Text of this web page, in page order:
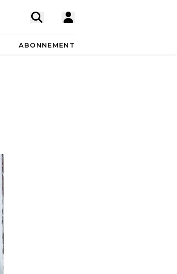
ABONNEMENT